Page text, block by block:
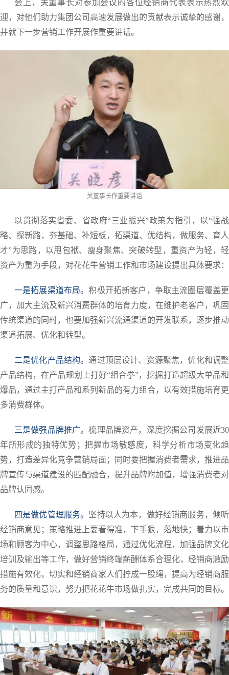
会上，关董事长对参加会议的各位经销商代表表示热烈欢
迎，对他们助力集团公司高速发展做出的贡献表示诚挚的感谢，
并就下一步营销工作开展作重要讲话。
关董事长作重要讲话
以贯彻落实省委、省政府“三业振兴”政策为指引，以“强战
略、探新路，夯基础、补短板，拓渠道、优结构，做服务、育人
才”为思路，以甩包袱、瘦身聚焦、突破转型，重资产为轻，轻
资产为重为手段，对花花牛营销工作和市场建设提出具体要求：
一是拓展渠道布局。积极开拓新客户，争取主流圈层覆盖更
广，加大主流及新兴消费群体的培育力度，在维护老客户，巩固
传统渠道的同时，也要加强新兴流通渠道的开发联系，逐步推动
渠道拓展、优化和转型。
二是优化产品结构。通过顶层设计、资源聚焦，优化和调整
产品结构，在产品规划上打好“组合拳”，挖掘打造超级大单品和
爆品，通过主打产品和系列新品的有力组合，以有效措施培育更
多消费群体。
三是做强品牌推广。梳理品牌资产，深度挖掘公司发展近30
年所形成的独特优势；把握市场敏感度，科学分析市场变化趋
势，打造差异化竞争营销局面；同时要把握消费者需求，推进品
牌宣传与渠道建设的匹配融合，提升品牌附加值，增强消费者对
品牌认同感。
四是做优管理服务。 坚持以人为本，做好经销商服务，倾听
经销商意见；策略推进上要看得准，下手狠，落地快；着力以市
场和顾客为中心，调整思路格局，通过优化流程，加强品牌文化
培训及输出等工作，做好营销终端薪酬体系合理化，经销商激励
措施有效化，切实和经销商家人们拧成一股绳，提高为经销商服
务的质量和意识，努力把花花牛市场做扎实，完成共同的目标。